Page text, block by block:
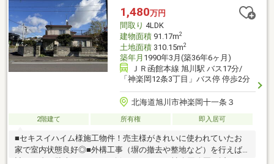
はできません。直接のご訪問はご遠慮ください。
1,480万円
間取り 4LDK
建物面積91.17m2
土地面積310.15m2
築年月 1990年3月(築36年6ヶ月)
ＪＲ函館本線 旭川駅 バス17分/
「神楽岡12条3丁目」バス停 停歩2分
北海道旭川市神楽岡十一条３
2階建て 所有権 即入居可
■セキスイハイム様施工物件！売主様がきれいに使われていたお
家で室内状態良好◎■外構工事（塀の撤去や整地など）を行えば